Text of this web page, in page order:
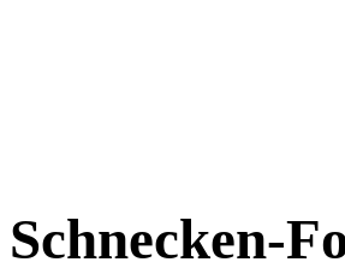
Schnecken-